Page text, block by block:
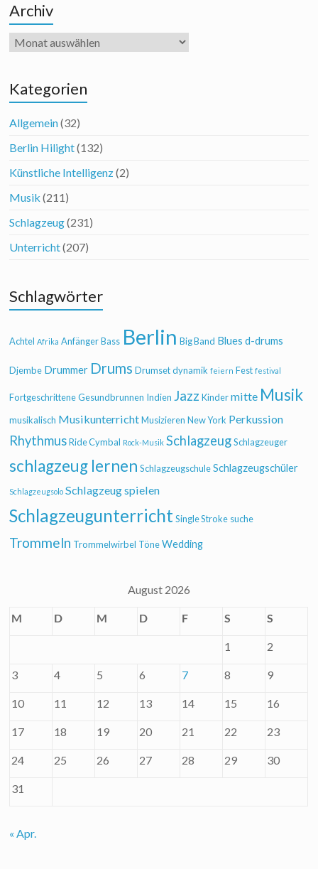
Archiv
Archiv
Kategorien
Allgemein(32)
Berlin Hilight(132)
Künstliche Intelligenz(2)
Musik (211)
Schlagzeug(231)
Unterricht(207)
Schlagwörter
Achtel Afrika Anfänger Bass Berlin Big Band Blues d-drums
Djembe Drummer Drums Drumset dynamik feiern Fest festival
Fortgeschrittene Gesundbrunnen Indien Jazz Kinder mitte Musik
musikalisch Musikunterricht Musizieren New York Perkussion
Rhythmus Ride Cymbal Rock-Musik Schlagzeug Schlagzeuger
schlagzeug lernen Schlagzeugschule Schlagzeugschüler
Schlagzeugsolo Schlagzeug spielen
Schlagzeugunterricht Single Stroke suche
Trommeln Trommelwirbel Töne Wedding
August 2026
M D M D F S S
1 2
3 4 5 6 7 8 9
10 11 12 13 14 15 16
17 18 19 20 21 22 23
24 25 26 27 28 29 30
31
« Apr.